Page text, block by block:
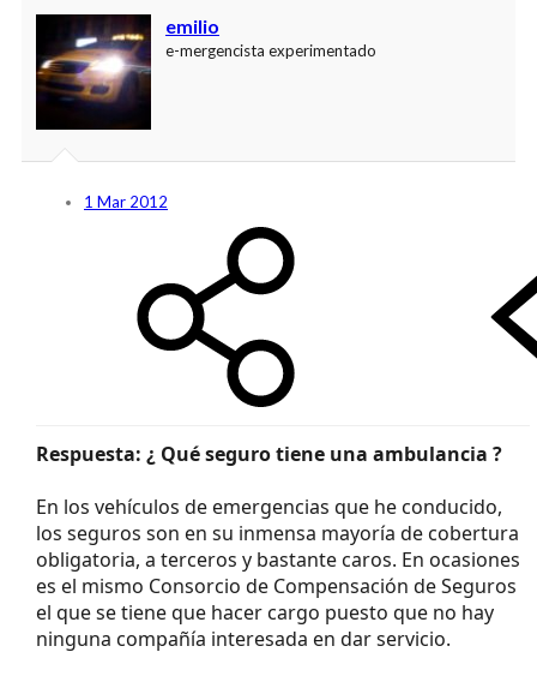
emilio
e-mergencista experimentado
1 Mar 2012
Respuesta: ¿ Qué seguro tiene una ambulancia ?
En los vehículos de emergencias que he conducido,
los seguros son en su inmensa mayoría de cobertura
obligatoria, a terceros y bastante caros. En ocasiones
es el mismo Consorcio de Compensación de Seguros
el que se tiene que hacer cargo puesto que no hay
ninguna compañía interesada en dar servicio.